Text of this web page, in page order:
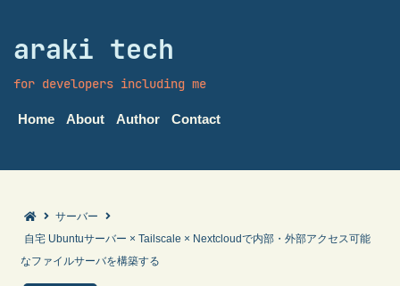
araki tech
for developers including me
Home About Author Contact
サーバー
自宅 Ubuntuサーバー × Tailscale × Nextcloudで内部・外部アクセス可能
なファイルサーバを構築する